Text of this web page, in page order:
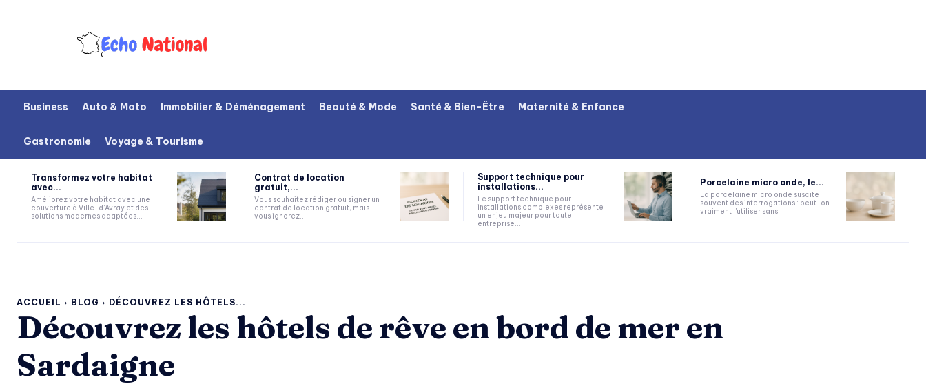
Business Auto & Moto Immobilier & Déménagement Beauté & Mode Santé & Bien-Être Maternité & Enfance
Gastronomie Voyage & Tourisme
Transformez votre habitat
avec...
Améliorez votre habitat avec une
couverture à Ville-d'Avray et des
solutions modernes adaptées...
Contrat de location
gratuit,...
Vous souhaitez rédiger ou signer un
contrat de location gratuit, mais
vous ignorez...
Support technique pour
installations...
Le support technique pour
installations complexes représente
un enjeu majeur pour toute
entreprise...
Porcelaine micro onde, le...
La porcelaine micro onde suscite
souvent des interrogations : peut-on
vraiment l'utiliser sans...
ACCUEIL BLOG DÉCOUVREZ LES HÔTELS...
Découvrez les hôtels de rêve en bord de mer en
Sardaigne